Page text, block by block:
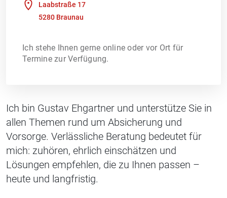
Laabstraße 17
5280 Braunau
Ich stehe Ihnen gerne online oder vor Ort für
Termine zur Verfügung.
Ich bin Gustav Ehgartner und unterstütze Sie in
allen Themen rund um Absicherung und
Vorsorge. Verlässliche Beratung bedeutet für
mich: zuhören, ehrlich einschätzen und
Lösungen empfehlen, die zu Ihnen passen –
heute und langfristig.